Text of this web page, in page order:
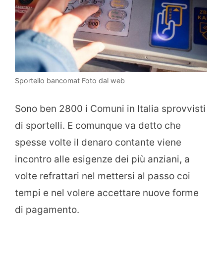
Sportello bancomat Foto dal web
Sono ben 2800 i Comuni in Italia sprovvisti
di sportelli. E comunque va detto che
spesse volte il denaro contante viene
incontro alle esigenze dei più anziani, a
volte refrattari nel mettersi al passo coi
tempi e nel volere accettare nuove forme
di pagamento.